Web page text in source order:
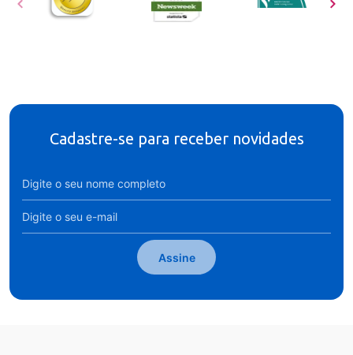
Cadastre-se para receber novidades
Assine